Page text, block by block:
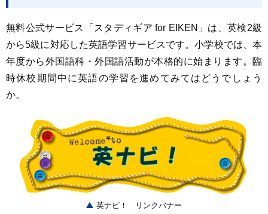
無料公式サービス「スタディギア for EIKEN」は、英検2級
から5級に対応した英語学習サービスです。小学校では、本
年度から外国語科・外国語活動が本格的に始まります。臨
時休校期間中に英語の学習を進めてみてはどうでしょう
か。
英ナビ！ リンクバナー